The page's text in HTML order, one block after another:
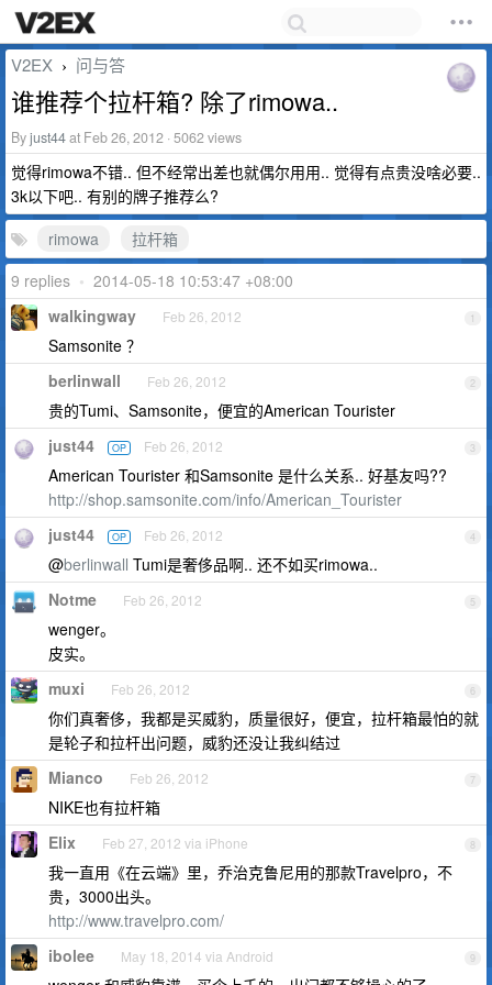
V2EX › 问与答
谁推荐个拉杆箱? 除了rimowa..
Byjust44at Feb 26, 2012 · 5062 views
觉得rimowa不错.. 但不经常出差也就偶尔用用.. 觉得有点贵没啥必要..
3k以下吧.. 有别的牌子推荐么?
rimowa
拉杆箱
9 replies • 2014-05-18 10:53:47 +08:00
1
walkingway Feb 26, 2012
Samsonite ？
2
berlinwall Feb 26, 2012
贵的Tumi、Samsonite，便宜的American Tourister
3
just44 OP Feb 26, 2012
American Tourister 和Samsonite 是什么关系.. 好基友吗??
http://shop.samsonite.com/info/American_Tourister
4
just44 OP Feb 26, 2012
@berlinwall Tumi是奢侈品啊.. 还不如买rimowa..
5
Notme Feb 26, 2012
wenger。
皮实。
6
muxi Feb 26, 2012
你们真奢侈，我都是买威豹，质量很好，便宜，拉杆箱最怕的就
是轮子和拉杆出问题，威豹还没让我纠结过
7
Mianco Feb 26, 2012
NIKE也有拉杆箱
8
Elix Feb 27, 2012 via iPhone
我一直用《在云端》里，乔治克鲁尼用的那款Travelpro，不
贵，3000出头。
http://www.travelpro.com/
9
ibolee May 18, 2014 via Android